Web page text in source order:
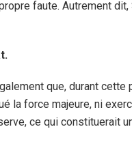
faute. Autrement dit,
que, durant cette
la force majeure, ni
ce qui constituerait